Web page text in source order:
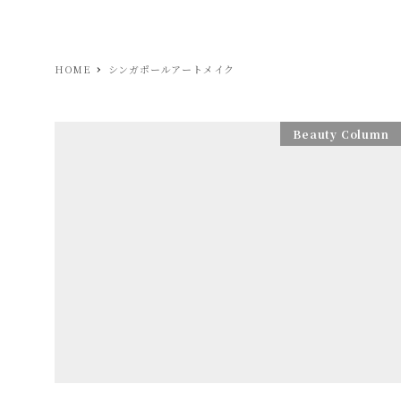
HOME シンガポールアートメイク
Beauty Column